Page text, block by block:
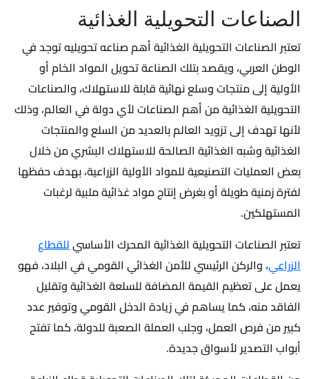
الصناعات التحويلية الغذائية
تعتبر الصناعات التحويلية الغذائية أهم صناعه تحويليه توجد في
الوطن العربي، ويقصد بتلك الصناعة تحويل المواد الخام أو
الأولية إلى منتجات وسلع نهائية قابلة للاستهلاك، والصناعات
التحويلية الغذائية من أهم الصناعات لأي دولة في العالم، وذلك
لأنها تهدف إلى تزويد العالم بالعديد من السلع والمنتجات
الغذائية وشبه الغذائية الصالحة للاستهلاك البشري من خلال
بعض العمليات التصنيعية للمواد الأولية الزراعية، بهدف حفظها
لفترة زمنية طويلة أو بغرض إنتاج مواد غذائية ملبية لرغبات
المستهلكين.
تعتبر الصناعات التحويلية الغذائية المحرك الأساسيللقطاع
الزراعي، والركن الرئيسي للأمن الغذائي القومي في البلاد، فهو
يعمل على تعظيم القيمة المضافة للسلعة الغذائية وتقليل
الفاقد منه، كما يساهم في زيادة الدخل القومي وتوفير عدد
كبير من فرص العمل، وجلب العملة الصعبة للدولة، كما تفتح
أبواب التصدير لأسواق جديدة.